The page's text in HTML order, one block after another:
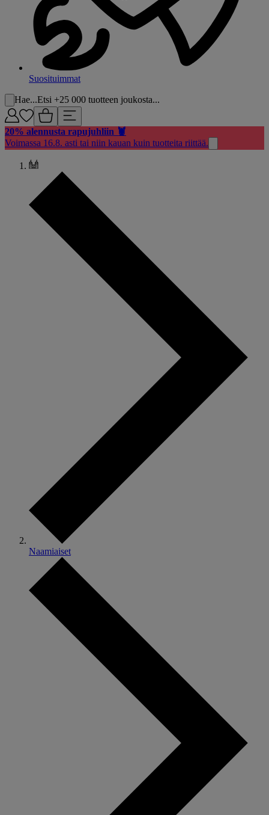
Suosituimmat
Hae...Etsi +25 000 tuotteen joukosta...
20% alennusta rapujuhliin 🦞
Voimassa 16.8. asti tai niin kauan kuin tuotteita riittää.
Naamiaiset